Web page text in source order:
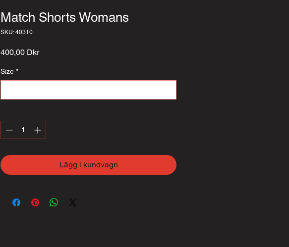
Match Shorts Womans
SKU: 40310
400,00 DkrPris
Size *
Lägg i kundvagn